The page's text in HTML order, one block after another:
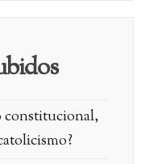
constitucional,